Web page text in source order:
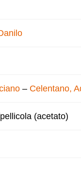
– Celentano,
(acetato)